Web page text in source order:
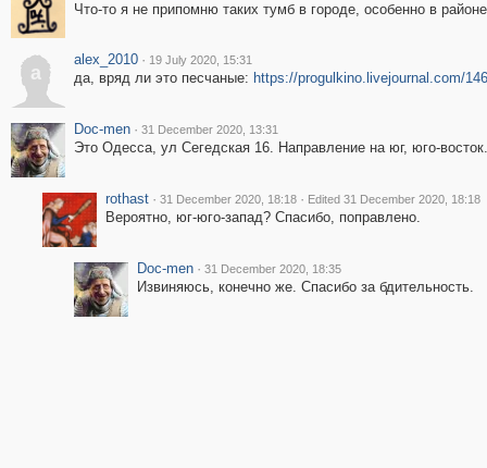
Что-то я не припомню таких тумб в городе, особенно в
a
alex_2010 · 19 July 2020, 15:31
да, вряд ли это песчаные: https://progulkino.livejournal.com/
Doc-men · 31 December 2020, 13:31
Это Одесса, ул Сегедская 16. Направление на юг, юго-восток.
rothast · 31 December 2020, 18:18 · Edited 31 December 2020, 18:18
Вероятно, юг-юго-запад? Спасибо, поправлено.
Doc-men · 31 December 2020, 18:35
Извиняюсь, конечно же. Спасибо за бдительность.